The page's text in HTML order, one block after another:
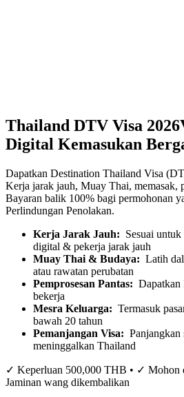
Thailand DTV Visa 2026
Digital Kemasukan
Dapatkan Destination Thailand Visa
Kerja jarak jauh, Muay Thai, memasak,
Bayaran balik 100% bagi permohonan
Perlindungan Penolakan.
Kerja Jarak Jauh: Sesuai untuk
digital & pekerja jarak jauh
Muay Thai & Budaya: Latih
atau rawatan perubatan
Pemprosesan Pantas: Dapatkan
bekerja
Mesra Keluarga: Termasuk
bawah 20 tahun
Pemanjangan Visa: Panjangkan
meninggalkan Thailand
✓ Keperluan 500,000 THB • ✓ Mohon
Jaminan wang dikembalikan